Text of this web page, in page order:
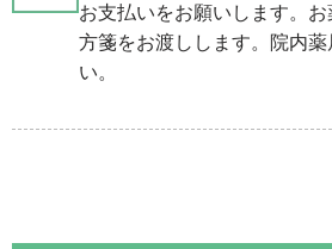
お支払いをお願いします。
方箋をお渡しします。院内
い。